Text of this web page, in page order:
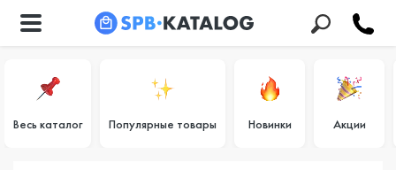
Весь каталог Популярные товары Новинки Акции